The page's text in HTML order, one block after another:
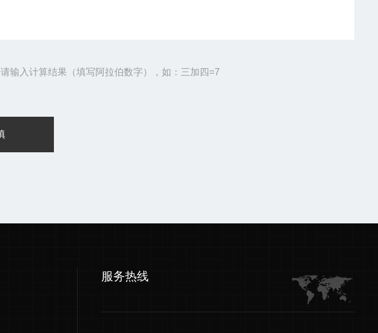
请输入计算结果（填写阿拉伯数字），如：三加四=7
服务热线